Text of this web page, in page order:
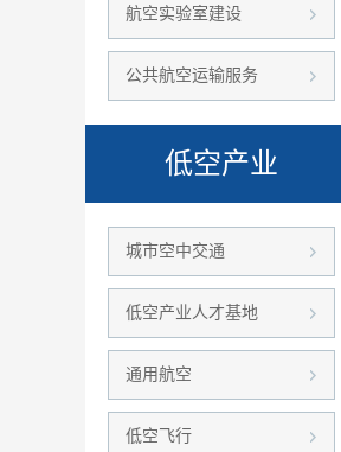
航空实验室建设
公共航空运输服务
低空产业
城市空中交通
低空产业人才基地
通用航空
低空飞行